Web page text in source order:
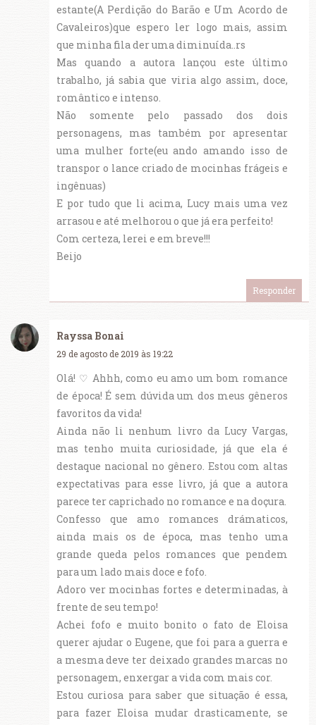
estante(A Perdição do Barão e Um Acordo de
Cavaleiros)que espero ler logo mais, assim
que minha fila der uma diminuída..rs
Mas quando a autora lançou este último
trabalho, já sabia que viria algo assim, doce,
romântico e intenso.
Não somente pelo passado dos dois
personagens, mas também por apresentar
uma mulher forte(eu ando amando isso de
transpor o lance criado de mocinhas frágeis e
ingênuas)
E por tudo que li acima, Lucy mais uma vez
arrasou e até melhorou o que já era perfeito!
Com certeza, lerei e em breve!!!
Beijo
Responder
Rayssa Bonai
29 de agosto de 2019 às 19:22
Olá! ♡ Ahhh, como eu amo um bom romance
de época! É sem dúvida um dos meus gêneros
favoritos da vida!
Ainda não li nenhum livro da Lucy Vargas,
mas tenho muita curiosidade, já que ela é
destaque nacional no gênero. Estou com altas
expectativas para esse livro, já que a autora
parece ter caprichado no romance e na doçura.
Confesso que amo romances drámaticos,
ainda mais os de época, mas tenho uma
grande queda pelos romances que pendem
para um lado mais doce e fofo.
Adoro ver mocinhas fortes e determinadas, à
frente de seu tempo!
Achei fofo e muito bonito o fato de Eloisa
querer ajudar o Eugene, que foi para a guerra e
a mesma deve ter deixado grandes marcas no
personagem, enxergar a vida com mais cor.
Estou curiosa para saber que situação é essa,
para fazer Eloisa mudar drasticamente, se